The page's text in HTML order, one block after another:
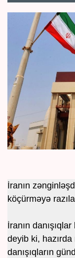
İranın
köçürməyə
İranın
deyib ki,
danışıqların